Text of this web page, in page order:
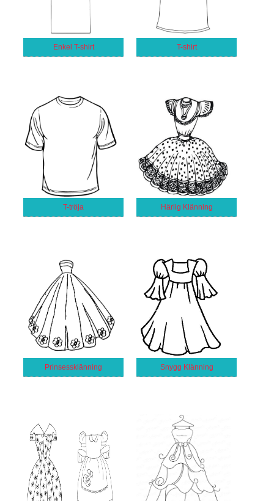
Enkel T-shirt T-shirt
T-tröja Härlig Klänning
Prinsessklänning Snygg Klänning